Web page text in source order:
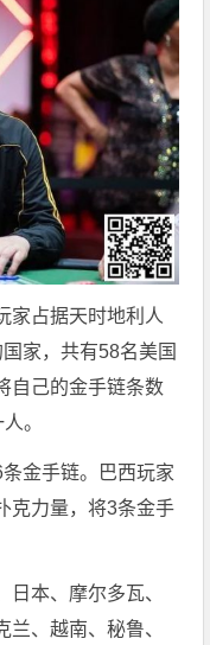
家占据天时地利人
家，共有58名美国
自己的金手链条数
。
金手链。巴西玩家
克力量，将3条金手
本、摩尔多瓦、
、越南、秘鲁、